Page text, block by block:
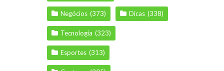
Negócios (373) Dicas (338)
Tecnologia (323)
Esportes (313)